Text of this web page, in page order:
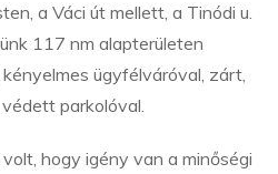
a Váci út mellett, a Tinódi u.
117 nm alapterületen
ügyfélváróval, zárt,
parkolóval.
hogy igény van a minőségi